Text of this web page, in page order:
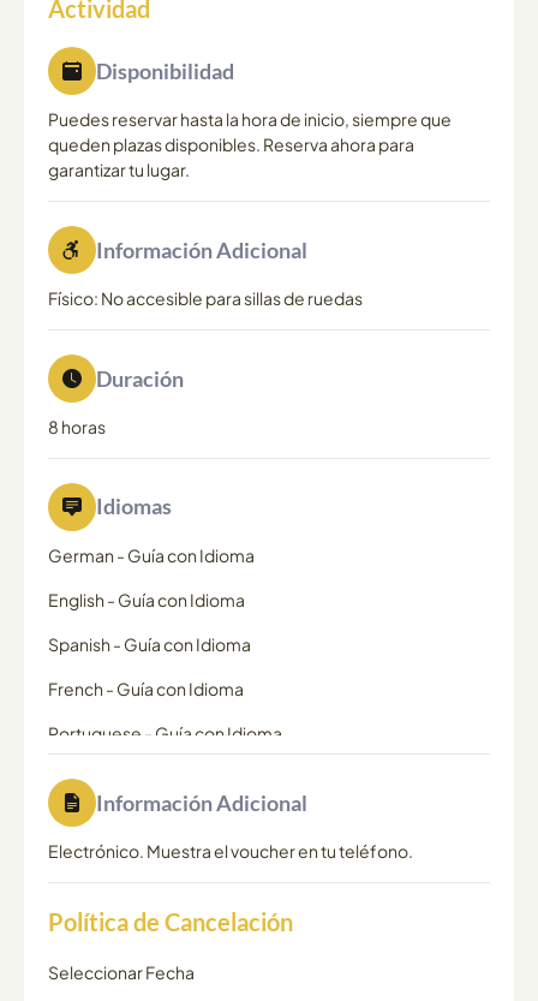
Actividad
Disponibilidad
Puedes reservar hasta la hora de inicio, siempre que
queden plazas disponibles. Reserva ahora para
garantizar tu lugar.
Información Adicional
Físico: No accesible para sillas de ruedas
Duración
8 horas
Idiomas
German - Guía con Idioma
English - Guía con Idioma
Spanish - Guía con Idioma
French - Guía con Idioma
Portuguese - Guía con Idioma
Información Adicional
Electrónico. Muestra el voucher en tu teléfono.
Política de Cancelación
Seleccionar Fecha